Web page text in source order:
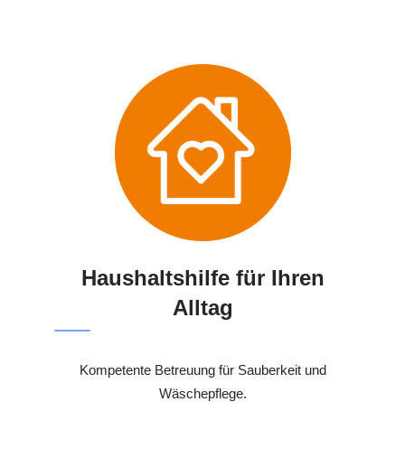
Haushaltshilfe für Ihren
Alltag
Kompetente Betreuung für Sauberkeit und
Wäschepflege.